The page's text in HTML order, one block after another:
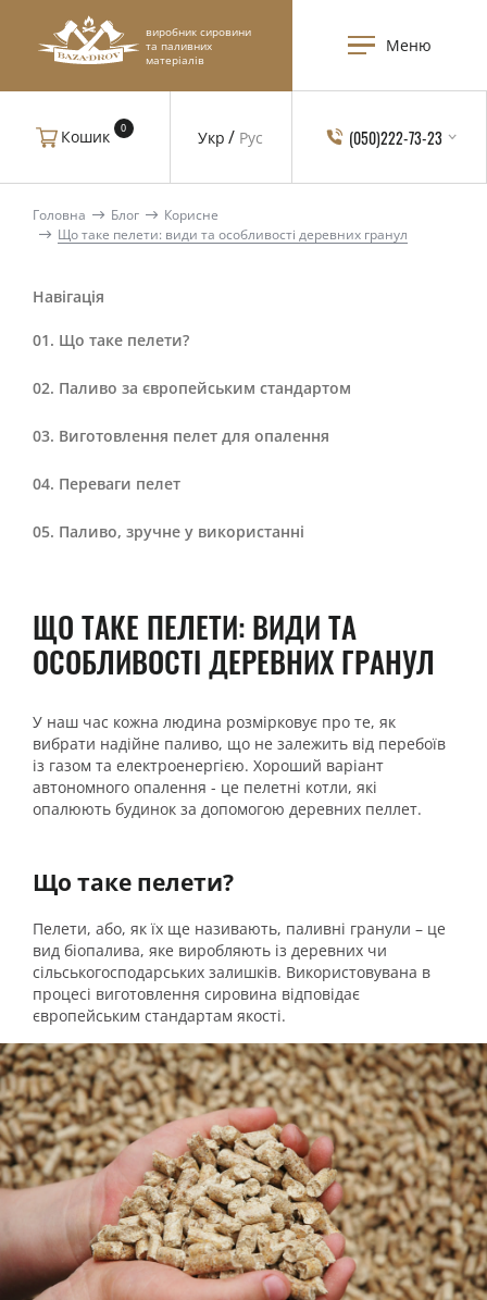
виробник сировини
та паливних
матеріалів
Меню
Укр Рус
Кошик 0 (050)222-73-23
Головна Блог
Корисне
Що таке пелети: види та особливості деревних гранул
Навігація
Що таке пелети?
Паливо за європейським стандартом
Виготовлення пелет для опалення
Переваги пелет
Паливо, зручне у використанні
ЩО ТАКЕ ПЕЛЕТИ: ВИДИ ТА
ОСОБЛИВОСТІ ДЕРЕВНИХ ГРАНУЛ
У наш час кожна людина розмірковує про те, як
вибрати надійне паливо, що не залежить від перебоїв
із газом та електроенергією. Хороший варіант
автономного опалення - це пелетні котли, які
опалюють будинок за допомогою деревних пеллет.
Що таке пелети?
Пелети, або, як їх ще називають, паливні гранули – це
вид біопалива, яке виробляють із деревних чи
сільськогосподарських залишків. Використовувана в
процесі виготовлення сировина відповідає
європейським стандартам якості.